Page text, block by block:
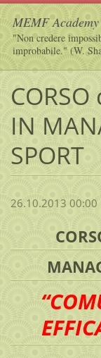
MEMF Academy
"Non credere
improbabile." (W.
IN
SPORT
26.10.2013 00:00